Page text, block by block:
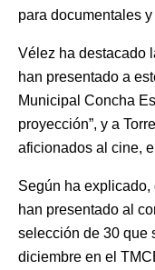
para documentales
Vélez ha destacado
han presentado a
Municipal Concha
proyección”, y a
aficionados al cine,
Según ha
han presentado al
selección de 30 que
diciembre en el